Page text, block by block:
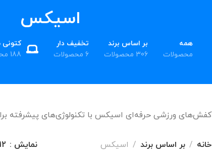
اسیکس
همه
محصولات
بر اساس برند
306 محصولات
تخفیف دار
6 محصولات
کتونی
188 محصولات
کفش‌های ورزشی حرفه‌ای اسیکس با تکنولوژی‌های پیشرفته
خانه بر اساس برند اسیکس نمایش 12